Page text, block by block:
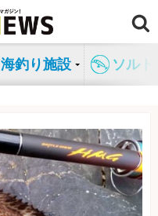
海釣り施設 ソル